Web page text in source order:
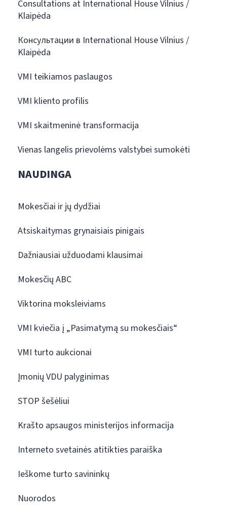
Consultations at International House Vilnius /
Klaipėda
Консультации в International House Vilnius /
Klaipėda
VMI teikiamos paslaugos
VMI kliento profilis
VMI skaitmeninė transformacija
Vienas langelis prievolėms valstybei sumokėti
NAUDINGA
Mokesčiai ir jų dydžiai
Atsiskaitymas grynaisiais pinigais
Dažniausiai užduodami klausimai
Mokesčių ABC
Viktorina moksleiviams
VMI kviečia į „Pasimatymą su mokesčiais“
VMI turto aukcionai
Įmonių VDU palyginimas
STOP šešėliui
Krašto apsaugos ministerijos informacija
Interneto svetainės atitikties paraiška
Ieškome turto savininkų
Nuorodos